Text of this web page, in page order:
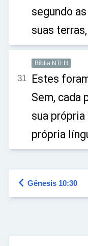
segundo
suas
Bíblia NTLH
31 Estes
Sem, cada
sua própria
própria
 Gênesis 10:30